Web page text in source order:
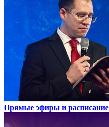
Прямые эфиры и расписание